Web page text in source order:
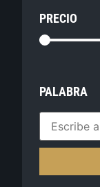
PRECIO
PALABRA